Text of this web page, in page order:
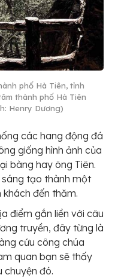
phố Hà Tiên, tỉnh
thành phố Hà Tiên
Henry Dương)
các hang động đá
giống hình ảnh của
bàng hay ông Tiên.
tạo thành một
khách đến thăm.
điểm gắn liền với câu
truyền, đây từng là
cứu công chúa
quan bạn sẽ thấy
chuyện đó.